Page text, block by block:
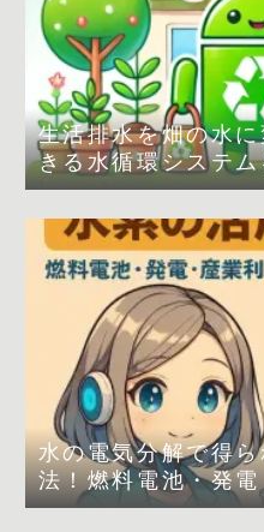
生活排水を畑の水
きる水循環システ
は？
水の電気分解で得
法！燃料電池・発
説